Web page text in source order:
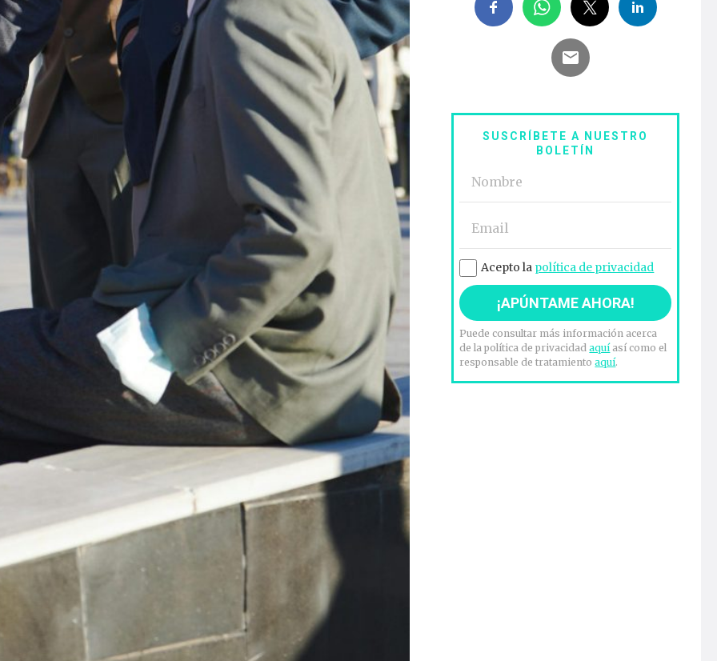
SUSCRÍBETE A NUESTRO
BOLETÍN
Acepto la política de privacidad
Puede consultar más información acerca
de la política de privacidadaquíasí como el
responsable de tratamientoaquí.